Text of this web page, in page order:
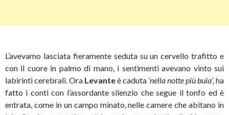
L’avevamo lasciata fieramente seduta su un cervello trafitto e
con il cuore in palmo di mano, i sentimenti avevano vinto sui
labirinti cerebrali. Ora Levanteè caduta ‘nella notte più buia’, ha
fatto i conti con l’assordante silenzio che segue il tonfo ed è
entrata, come in un campo minato, nelle camere che abitano in